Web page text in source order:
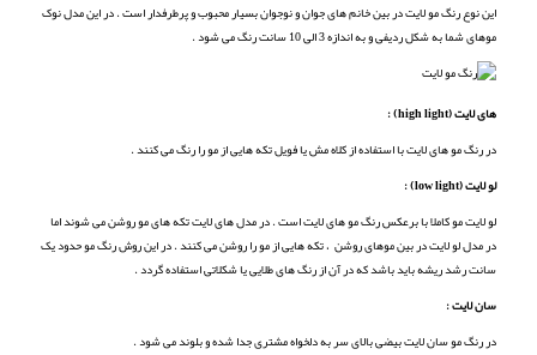
این نوع رنگ مو لایت در بین خانم های جوان و نوجوان بسیار محبوب و پرطرفدار است . در این مدل نوک
موهای شما به شکل ردیفی و به اندازه 3 الی 10 سانت رنگ می شود .
های لایت (high light
) :‌
در رنگ مو های لایت با استفاده از کلاه مش یا فویل تکه هایی از مو را رنگ می کنند .
لو لایت (low light
) :
لو لایت مو کاملا با برعکس رنگ مو های لایت است . در مدل های لایت تکه های مو روشن می شوند اما
در مدل لو لایت در بین موهای روشن ، تکه هایی از مو را روشن می کنند . در این روش رنگ مو حدود یک
سانت رشد ریشه باید باشد که در آن از رنگ های طلایی یا شکلاتی استفاده گردد .
سان لایت :
در رنگ مو سان لایت بیضی بالای سر به دلخواه مشتری جدا شده و بلوند می شود .